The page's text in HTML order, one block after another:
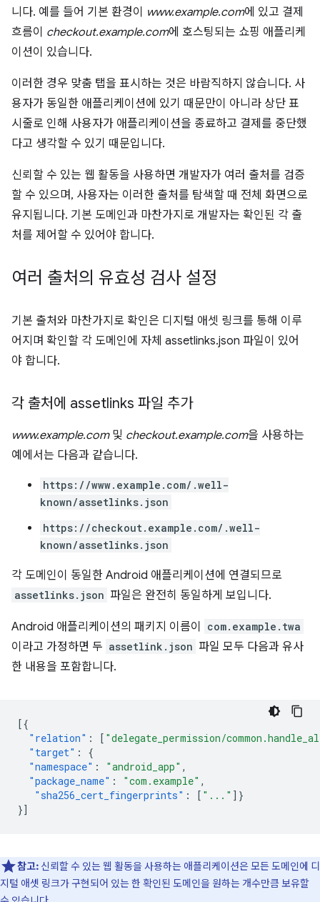
니다. 예를 들어 기본 환경이 www.example.com에 있고 결제
흐름이 checkout.example.com에 호스팅되는 쇼핑 애플리케
이션이 있습니다.
이러한 경우 맞춤 탭을 표시하는 것은 바람직하지 않습니다. 사
용자가 동일한 애플리케이션에 있기 때문만이 아니라 상단 표
시줄로 인해 사용자가 애플리케이션을 종료하고 결제를 중단했
다고 생각할 수 있기 때문입니다.
신뢰할 수 있는 웹 활동을 사용하면 개발자가 여러 출처를 검증
할 수 있으며, 사용자는 이러한 출처를 탐색할 때 전체 화면으로
유지됩니다. 기본 도메인과 마찬가지로 개발자는 확인된 각 출
처를 제어할 수 있어야 합니다.
여러 출처의 유효성 검사 설정
기본 출처와 마찬가지로 확인은 디지털 애셋 링크를 통해 이루
어지며 확인할 각 도메인에 자체 assetlinks.json 파일이 있어
야 합니다.
각 출처에 assetlinks 파일 추가
www.example.com및 checkout.example.com을 사용하는
예에서는 다음과 같습니다.
https://www.example.com/.well-
known/assetlinks.json
https://checkout.example.com/.well-
known/assetlinks.json
각 도메인이 동일한 Android 애플리케이션에 연결되므로
assetlinks.json 파일은 완전히 동일하게 보입니다.
Android 애플리케이션의 패키지 이름이 com.example.twa
이라고 가정하면 두 assetlink.json 파일 모두 다음과 유사
한 내용을 포함합니다.
[{
"relation" : [ "delegate_permission/
"target" :
{
"namespace" : "android_app" ,
"package_name" : "com.example" ,
"sha256_cert_fingerprints" : [ "..." ]}
}]
참고: 신뢰할 수 있는 웹 활동을 사용하는 애플리케이션은 모든 도메인에 디
지털 애셋 링크가 구현되어 있는 한 확인된 도메인을 원하는 개수만큼 보유할